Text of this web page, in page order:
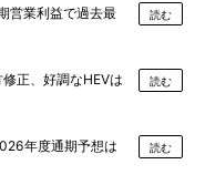
営業利益で過去最
読む
正、好調なHEVは
読む
年度通期予想は
読む